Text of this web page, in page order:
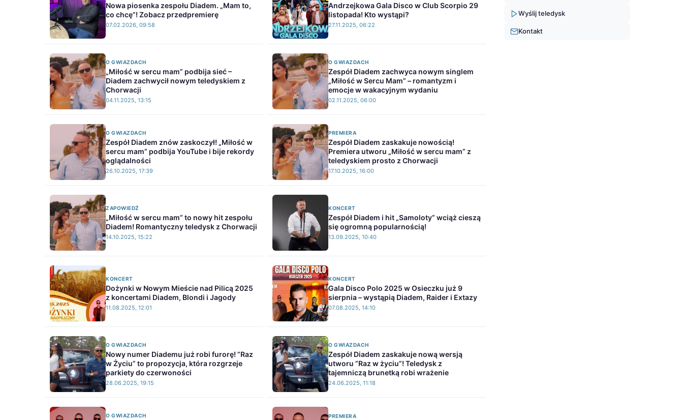
Nowa piosenka zespołu Diadem. „Mam to,
co chcę”! Zobacz przedpremierę
07.02.2026, 09:58
Andrzejkowa Gala Disco w Club Scorpio 29
listopada! Kto wystąpi?
27.11.2025, 06:22
O GWIAZDACH
„Miłość w sercu mam” podbija sieć –
Diadem zachwycił nowym teledyskiem z
Chorwacji
04.11.2025, 13:15
O GWIAZDACH
Zespół Diadem zachwyca nowym singlem
„Miłość w Sercu Mam” – romantyzm i
emocje w wakacyjnym wydaniu
02.11.2025, 06:00
O GWIAZDACH
Zespół Diadem znów zaskoczył! „Miłość w
sercu mam” podbija YouTube i bije rekordy
oglądalności
26.10.2025, 17:39
PREMIERA
Zespół Diadem zaskakuje nowością!
Premiera utworu „Miłość w sercu mam” z
teledyskiem prosto z Chorwacji
17.10.2025, 16:00
ZAPOWIEDŹ
„Miłość w sercu mam” to nowy hit zespołu
Diadem! Romantyczny teledysk z Chorwacji
14.10.2025, 15:22
KONCERT
Zespół Diadem i hit „Samoloty” wciąż cieszą
się ogromną popularnością!
13.09.2025, 10:40
KONCERT
Dożynki w Nowym Mieście nad Pilicą 2025
z koncertami Diadem, Blondi i Jagody
11.08.2025, 12:01
KONCERT
Gala Disco Polo 2025 w Osieczku już 9
sierpnia – wystąpią Diadem, Raider i Extazy
07.08.2025, 14:10
O GWIAZDACH
Nowy numer Diademu już robi furorę! ”Raz
w Życiu” to propozycja, która rozgrzeje
parkiety do czerwoności
28.06.2025, 19:15
O GWIAZDACH
Zespół Diadem zaskakuje nową wersją
utworu ”Raz w życiu”! Teledysk z
tajemniczą brunetką robi wrażenie
24.06.2025, 11:18
O GWIAZDACH PREMIERA
Wyślij teledysk
Kontakt